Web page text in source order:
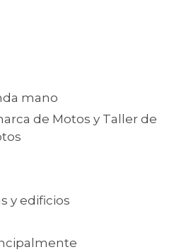
mano
de Motos y Taller de
y edificios